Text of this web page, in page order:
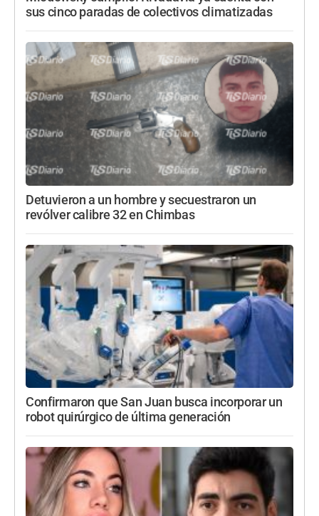
sus cinco paradas de colectivos climatizadas
Detuvieron a un hombre y secuestraron un
revólver calibre 32 en Chimbas
Confirmaron que San Juan busca incorporar un
robot quirúrgico de última generación